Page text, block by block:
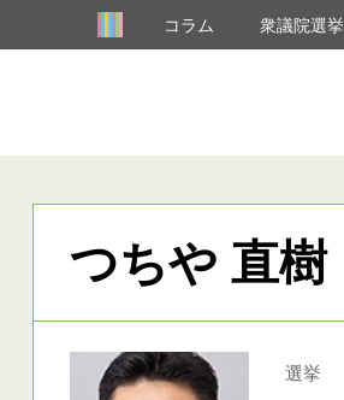
コラム 衆議院選挙
つちや 直樹
選挙